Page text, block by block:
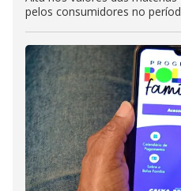
pelos consumidores no